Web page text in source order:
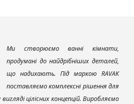
Ми створюємо ванні кімнати,
продумані до найдрібніших деталей,
що надихають. Під маркою RAVAK
поставляємо комплексні рішення для
цілісних концепцій. Виробляємо